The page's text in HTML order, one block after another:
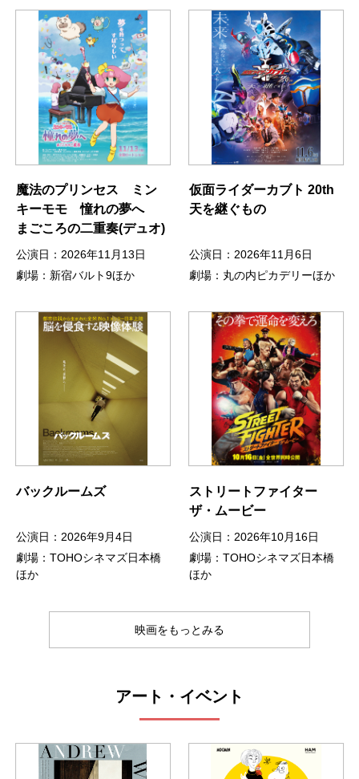
魔法のプリンセス ミン
キーモモ 憧れの夢へ
まごころの二重奏(デュオ)
公演日：2026年11月13日
劇場：新宿バルト9ほか
仮面ライダーカブト 20th
天を継ぐもの
公演日：2026年11月6日
劇場：丸の内ピカデリーほか
バックルームズ
公演日：2026年9月4日
劇場：TOHOシネマズ日本橋
ほか
ストリートファイター
ザ・ムービー
公演日：2026年10月16日
劇場：TOHOシネマズ日本橋
ほか
映画をもっとみる
アート・イベント